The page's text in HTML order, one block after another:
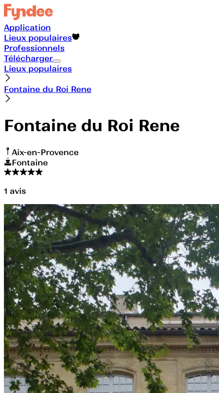
Application
Lieux populaires
Professionnels
Télécharger
Lieux populaires
Fontaine du Roi Rene
Fontaine du Roi Rene
Aix-en-Provence
Fontaine
1 avis